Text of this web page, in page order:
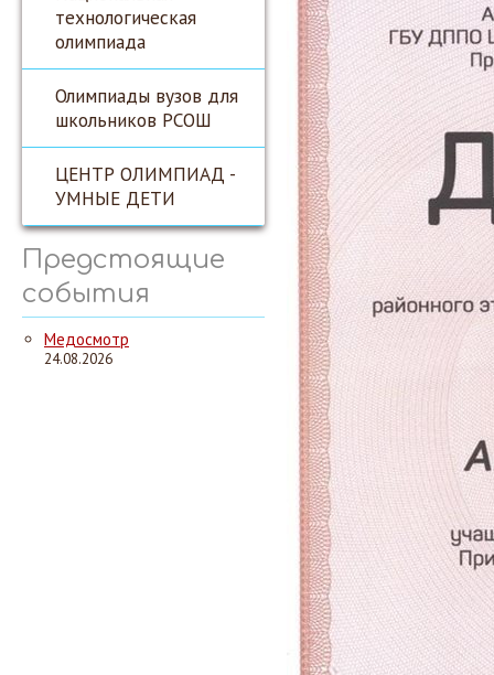
технологическая
олимпиада
Олимпиады вузов для
школьников РСОШ
ЦЕНТР ОЛИМПИАД -
УМНЫЕ ДЕТИ
Предстоящие
события
Медосмотр
24.08.2026